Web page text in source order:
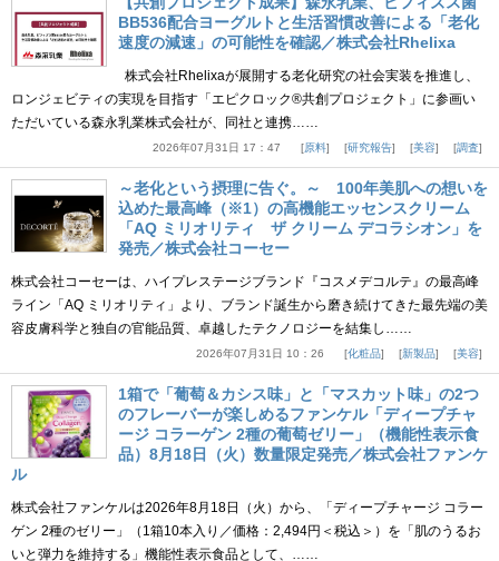
BB536配合ヨーグルトと生活習慣改善による「老化
速度の減速」の可能性を確認／株式会社Rhelixa
株式会社Rhelixaが展開する老化研究の社会実装を推進し、
ロンジェビティの実現を目指す「エピクロック®共創プロジェクト」に参画い
ただいている森永乳業株式会社が、同社と連携……
2026年07月31日 17：47 原料 研究報告 美容 調査
～老化という摂理に告ぐ。～ 100年美肌への想いを
込めた最高峰（※1）の高機能エッセンスクリーム
「AQ ミリオリティ ザ クリーム デコラシオン」を
発売／株式会社コーセー
株式会社コーセーは、ハイプレステージブランド『コスメデコルテ』の最高峰
ライン「AQ ミリオリティ」より、ブランド誕生から磨き続けてきた最先端の美
容皮膚科学と独自の官能品質、卓越したテクノロジーを結集し……
2026年07月31日 10：26 化粧品 新製品 美容
1箱で「葡萄＆カシス味」と「マスカット味」の2つ
のフレーバーが楽しめるファンケル「ディープチャ
ージ コラーゲン 2種の葡萄ゼリー」（機能性表示食
品）8月18日（火）数量限定発売／株式会社ファンケ
ル
株式会社ファンケルは2026年8月18日（火）から、「ディープチャージ コラー
ゲン 2種のゼリー」（1箱10本入り／価格：2,494円＜税込＞）を「肌のうるお
いと弾力を維持する」機能性表示食品として、……